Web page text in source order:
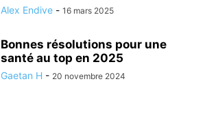
Alex Endive - 16 mars 2025
Bonnes résolutions pour une
santé au top en 2025
Gaetan H - 20 novembre 2024